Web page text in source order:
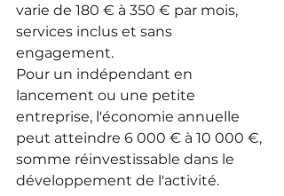
varie de 180 € à 350 € par mois,
services inclus et sans
engagement.
Pour un indépendant en
lancement ou une petite
entreprise, l'économie annuelle
peut atteindre 6 000 € à 10 000 €,
somme réinvestissable dans le
développement de l'activité.